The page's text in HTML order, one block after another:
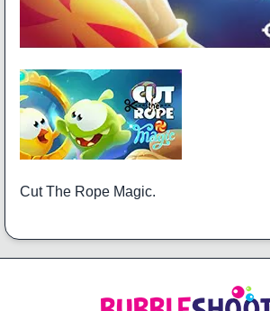
Cut The Rope Magic.